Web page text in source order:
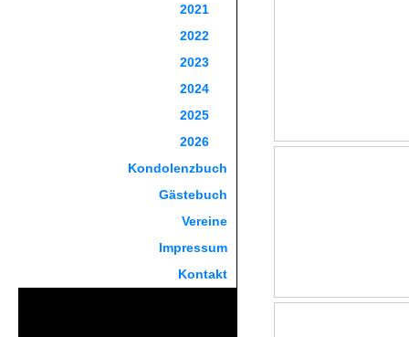
2021
2022
2023
2024
2025
2026
Kondolenzbuch
Gästebuch
Vereine
Impressum
Kontakt